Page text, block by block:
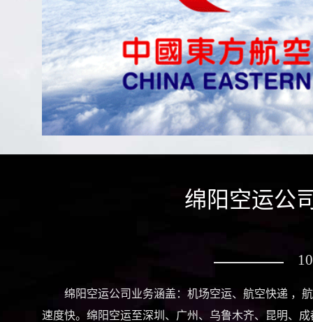
绵阳空运公
绵阳空运公司业务涵盖：机场空运、航空快递 ，航
速度快。绵阳空运至深圳、广州、乌鲁木齐、昆明、